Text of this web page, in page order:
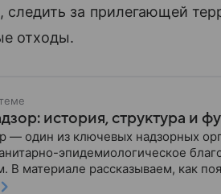
следить за прилегающей
отходы.
история, структура и
— один из ключевых надзорных
эпидемиологическое
В материале рассказываем, как